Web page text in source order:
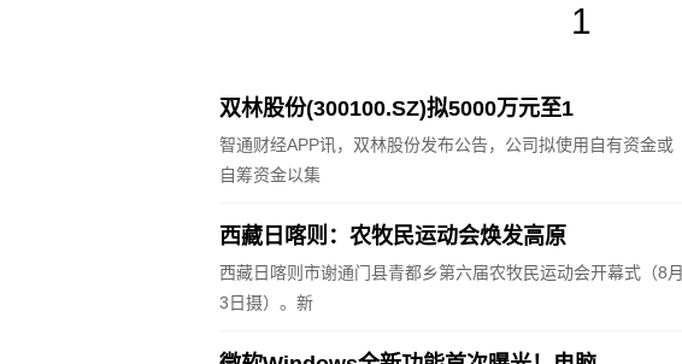
1
双林股份(300100.SZ)拟5000万元至1
智通财经APP讯，双林股份发布公告，公司拟使用自有资金或
自筹资金以集
西藏日喀则：农牧民运动会焕发高原
西藏日喀则市谢通门县青都乡第六届农牧民运动会开幕式（8月
3日摄）。新